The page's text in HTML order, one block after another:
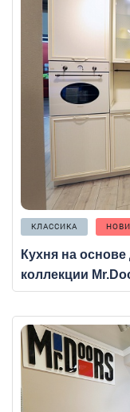
КЛАССИКА
Кухня на
коллекции